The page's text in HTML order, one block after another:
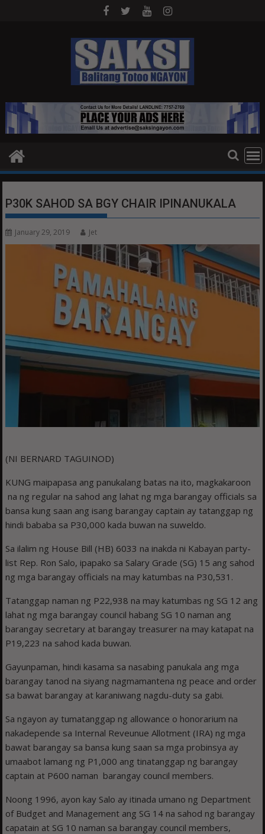
P30K SAHOD SA BGY CHAIR IPINANUKALA
January 29, 2019 Jet
(NI BERNARD TAGUINOD)
KUNG maipapasa ang panukalang batas na ito, magkakaroon
na ng regular na sahod ang lahat ng mga barangay officials sa
bansa kung saan ang isang barangay captain ay tatanggap ng
hindi bababa sa P30,000 kada buwan na suweldo.
Sa ilalim ng House Bill (HB) 6033 na inakda ni Kabayan party-
list Rep. Ron Salo, ipapako sa Salary Grade (SG) 15 ang sahod
ng mga barangay officials na may katumbas na P30,531.
Tatanggap naman ng P22,938 na may katumbas ng SG 12 ang
lahat ng mga barangay council habang SG 10 naman ang
barangay secretary at barangay treasurer na may katapat na
P19,223 na sahod kada buwan.
Gayunpaman, hindi kasama sa nasabing panukala ang mga
barangay tanod na siyang nagmamantena ng peace and order
sa bawat barangay at karaniwang nagdu-duty sa gabi.
Sa ngayon ay tumatanggap ng allowance o honorarium na
nakadepende sa Internal Reveunue Allotment (IRA) ng mga
bawat barangay sa bansa kung saan sa mga probinsya ay
umaabot lamang ng P1,000 ang tinatanggap ng barangay
captain at P600 naman barangay council members.
Noong 1996, ayon kay Salo ay itinada umano ng Department
of Budget and Management ang SG 14 na sahod ng barangay
capatain at SG 10 naman sa barangay council members,